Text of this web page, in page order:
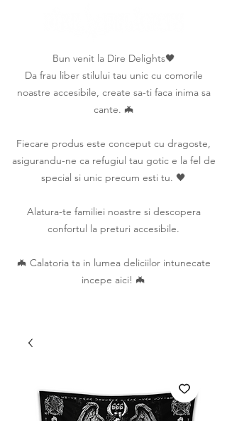
Bun venit la Dire Delights🖤
Da frau liber stilului tau unic cu comorile
noastre accesibile, create sa-ti faca inima sa
cante. 🦇
Fiecare produs este conceput cu dragoste,
asigurandu-ne ca refugiul tau gotic e la fel de
special si unic precum esti tu. 🖤
Alatura-te familiei noastre si descopera
confortul la preturi accesibile.
🦇 Calatoria ta in lumea deliciilor intunecate
incepe aici! 🦇